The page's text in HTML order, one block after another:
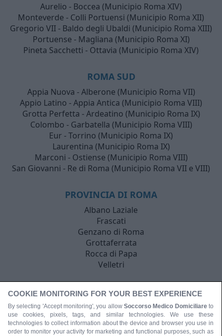
Aurelio - Boccea (Municipio Roma XIV)
Monteverde - Colli Portuensi (Municipio Roma XII)
Gregorio VII - Baldo degli Ubaldi (Municipio Roma XIII)
Portuense - Magliana (Municipio Roma XI)
Pineta Sacchetti - Ottavia (Municipio Roma XIV)
ROMA SUD
Appia Nuova - Alberone (Municipio Roma VII)
Appio Latino - Appia Antica (Municipio Roma VIII)
Grotta Perfetta - Ardeatino (Municipio Roma IX)
Colombo - Garbatella (Municipio Roma VIII)
Eur - Torrino (Municipio Roma IX)
Laurentina (Municipio Roma IX)
Marconi - Ostiense (Municipio Roma VIII)
San Giovanni - Re di Roma (Municipio Roma VII e VIII)
PROVINCIA DI ROMA
Albano Laziale
Frascati
Genzano di Roma
Grottaferrata
Rocca di Papa
Velletri
COOKIE MONITORING FOR YOUR BEST EXPERIENCE
By selecting 'Accept monitoring', you allow Soccorso Medico Domiciliare to
use cookies, pixels, tags, and similar technologies. We use these
technologies to collect information about the device and browser you use in
order to monitor your activity for marketing and functional purposes, such as